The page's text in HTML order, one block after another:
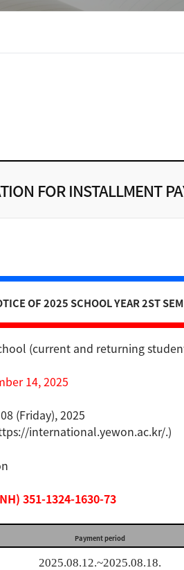
FOR INSTALLMENT
OF 2025 SCHOOL YEAR 2ST
(current and returning
14, 2025
(Friday), 2025
international.yewon.ac.kr/.)
351-1324-1630-73
Payment period
2025.08.12.~2025.08.18.